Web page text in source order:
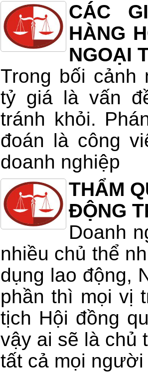
CÁC
HÀNG
NGOẠI
Trong bối cảnh
tỷ giá là vấn
tránh khỏi.
đoán là công
doanh nghiệp
THẨM
ĐỘNG
Doanh
nhiều chủ thể
dụng lao động,
phần thì mọi vị
tịch Hội đồng
vậy ai sẽ là chủ
tất cả mọi người